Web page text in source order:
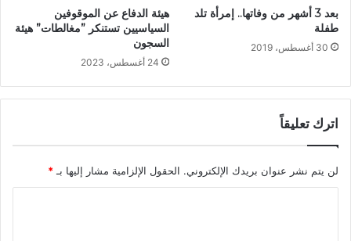
بعد 3 أشهر من وفاتها.. إمرأة تلد
طفلة
30 أغسطس، 2019
هيئة الدفاع عن الموقوفين
السياسيين تستنكر ”مغالطات” هيئة
السجون
24 أغسطس، 2023
اترك تعليقاً
لن يتم نشر عنوان بريدك الإلكتروني. الحقول الإلزامية مشار إليها بـ *